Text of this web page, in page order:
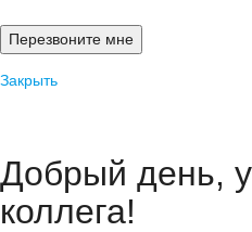
Закрыть
Добрый день,
коллега!